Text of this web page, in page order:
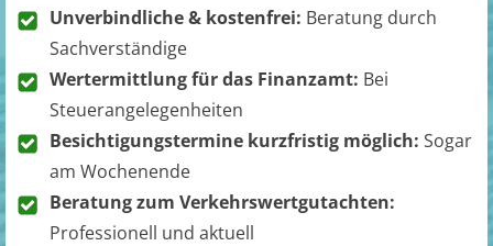
Unverbindliche & kostenfrei: Beratung durch
Sachverständige
Wertermittlung für das Finanzamt: Bei
Steuerangelegenheiten
Besichtigungstermine kurzfristig möglich: Sogar
am Wochenende
Beratung zum Verkehrswertgutachten:
Professionell und aktuell